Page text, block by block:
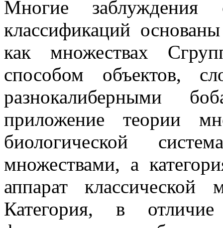
Многие заблуждения
классификаций
как множествах
способом объектов,
разнокалиберными
приложение теории
биологической
множествами, а
аппарат классической
Категория, в